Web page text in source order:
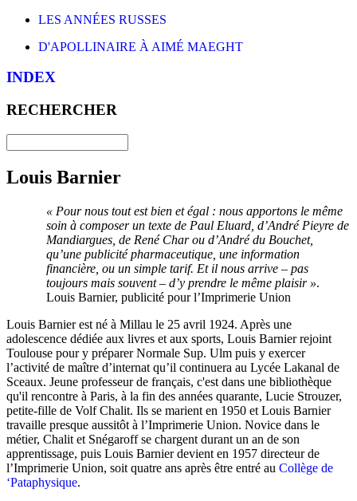
LES ANNÉES RUSSES
D'APOLLINAIRE À AIMÉ MAEGHT
INDEX
RECHERCHER
Louis Barnier
« Pour nous tout est bien et égal : nous apportons le même
soin à composer un texte de Paul Eluard, d’André Pieyre de
Mandiargues, de René Char ou d’André du Bouchet,
qu’une publicité pharmaceutique, une information
financière, ou un simple tarif. Et il nous arrive – pas
toujours mais souvent – d’y prendre le même plaisir ».
Louis Barnier, publicité pour l’Imprimerie Union
Louis Barnier est né à Millau le 25 avril 1924. Après une
adolescence dédiée aux livres et aux sports, Louis Barnier rejoint
Toulouse pour y préparer Normale Sup. Ulm puis y exercer
l’activité de maître d’internat qu’il continuera au Lycée Lakanal de
Sceaux. Jeune professeur de français, c'est dans une bibliothèque
qu'il rencontre à Paris, à la fin des années quarante, Lucie Strouzer,
petite-fille de Volf Chalit. Ils se marient en 1950 et Louis Barnier
travaille presque aussitôt à l’Imprimerie Union. Novice dans le
métier, Chalit et Snégaroff se chargent durant un an de son
apprentissage, puis Louis Barnier devient en 1957 directeur de
l’Imprimerie Union, soit quatre ans après être entré au Collège de
‘Pataphysique.